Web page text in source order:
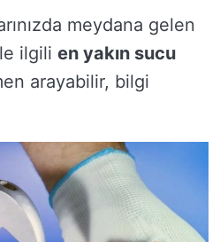
meydana gelen
ilgili en yakın sucu
arayabilir, bilgi